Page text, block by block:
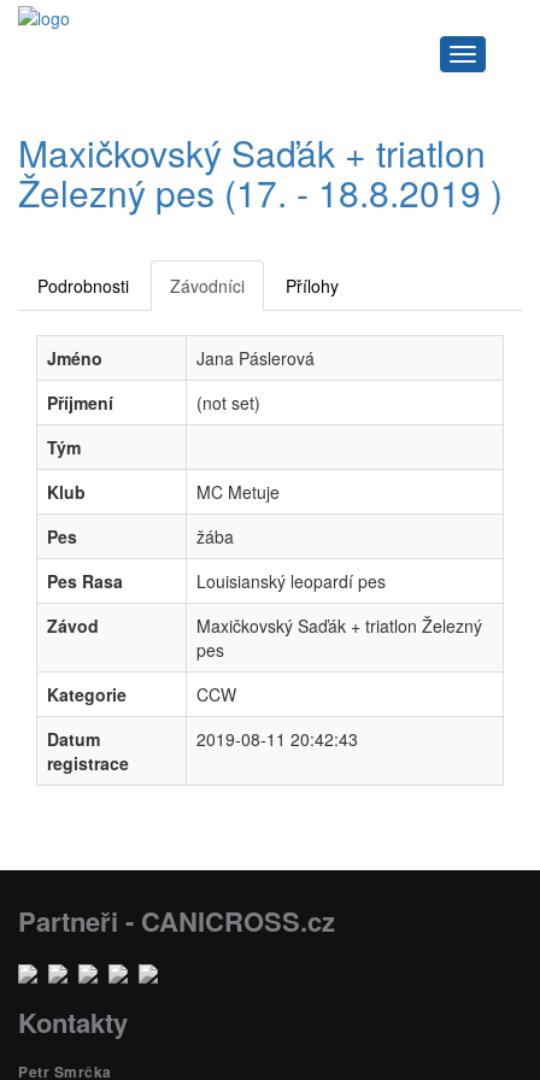
Navigace
Maxičkovský Saďák + triatlon
Železný pes (17. - 18.8.2019 )
Podrobnosti Závodníci Přílohy
Jméno
Jana Páslerová
Příjmení
(not set)
Tým
Klub
MC Metuje
Pes
žába
Pes Rasa
Louisianský leopardí pes
Závod
Maxičkovský Saďák + triatlon Železný
pes
Kategorie
CCW
Datum
registrace
2019-08-11 20:42:43
Partneři - CANICROSS.cz
Kontakty
Petr Smrčka